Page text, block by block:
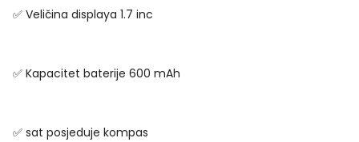
✅ Veličina displaya 1.7 inc
✅ Kapacitet baterije 600 mAh
✅ sat posjeduje kompas